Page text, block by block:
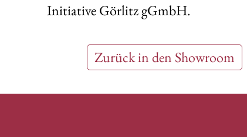
Initiative Görlitz gGmbH.
Zurück in den Showroom